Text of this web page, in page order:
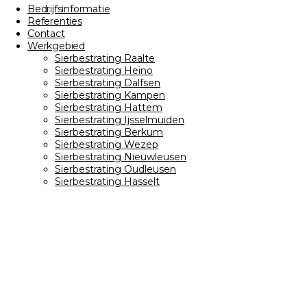
Bedrijfsinformatie
Referenties
Contact
Werkgebied
Sierbestrating Raalte
Sierbestrating Heino
Sierbestrating Dalfsen
Sierbestrating Kampen
Sierbestrating Hattem
Sierbestrating Ijsselmuiden
Sierbestrating Berkum
Sierbestrating Wezep
Sierbestrating Nieuwleusen
Sierbestrating Oudleusen
Sierbestrating Hasselt